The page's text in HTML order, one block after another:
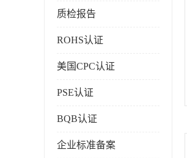
质检报告
ROHS认证
美国CPC认证
PSE认证
BQB认证
企业标准备案